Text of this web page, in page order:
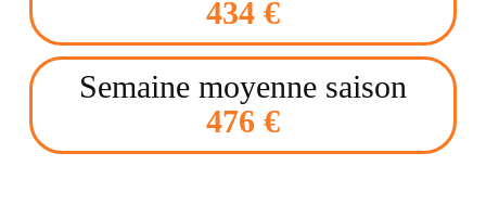
434 €
Semaine moyenne saison
476 €